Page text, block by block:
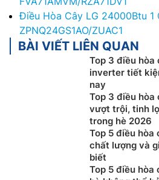
Điều Hòa Cây LG 24000Btu 1
ZPNQ24GS1AO/ZUAC1
BÀI VIẾT LIÊN QUAN
Top 3 điều hòa
inverter tiết
nay
Top 3 điều hòa
vượt trội, tinh
trong hè 2026
Top 5 điều hòa
chất lượng và
biết
Top 5 điều hòa